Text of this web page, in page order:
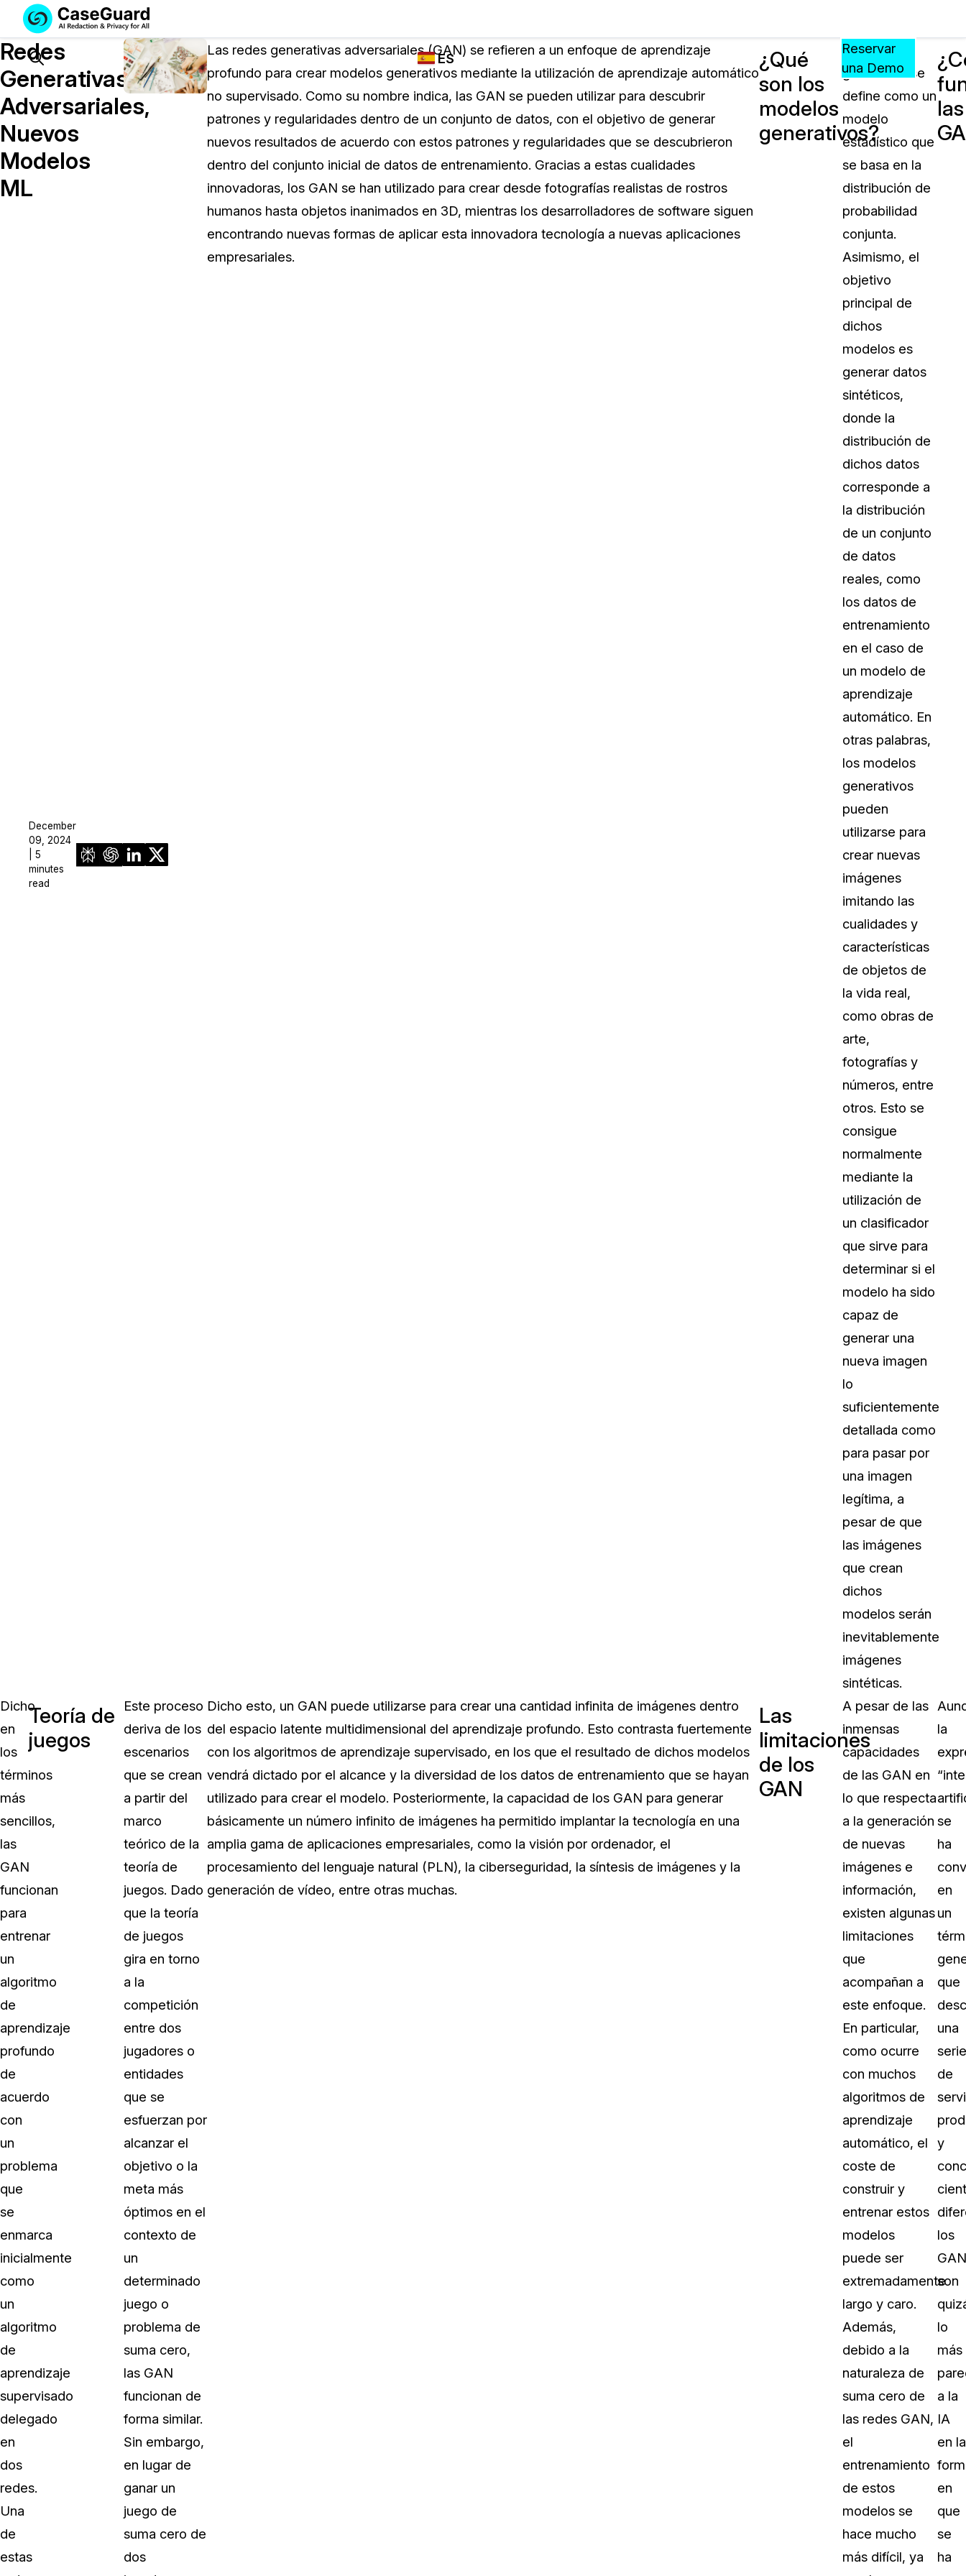
Servicios
SUSCRÍBASE
A
CASEGUARD
STUDIO
O
Licencia de CaseGuard Studio
Soluciones
FUNCIONES DE
TRANSCRIPCIÓN
Y TRADUCCIÓN
DE CASEGUARD
Redacción de vídeos
de notas y más con un solo clic desde una
cantidad ilimitada de videos
Industrias
¿QUIÉN
CASEGUARD?
Transportación
La Atención Médica
PreciosRecursos
APRENDA,
CONECTE
Y
CREZCA
CON
CASEGUARD
Preguntas Frecuentes
CaseGuard
Artículos
Redacte archivos de video con
algoritmo mejorado
Casos Practicos
sus necesidades de redacción
Centro de Ayuda
Obtenga respuestas a sus
CaseGuard
Videoteca
CaseGuard. Práctica nuevas
aprender
Recomendaciones
Historias sobre cómo nuestros
utilizan CaseGuard studio a diario
Más información sobre
Trabaja con nosotros
Únase a nuestro equipo y
construir el futuro de la redacción
Contáctanos
Póngase en contacto con
Eventos
Search
ES
Español
Reservar
una Demo
Redes
Generativas
Adversariales,
Nuevos
Modelos
ML
December
09, 2024
| 5
minutes
read
Las redes generativas adversariales (GAN) se refieren a un enfoque de aprendizaje
profundo para crear modelos generativos mediante la utilización de aprendizaje automático
no supervisado. Como su nombre indica, las GAN se pueden utilizar para descubrir
patrones y regularidades dentro de un conjunto de datos, con el objetivo de generar
nuevos resultados de acuerdo con estos patrones y regularidades que se descubrieron
dentro del conjunto inicial de datos de entrenamiento. Gracias a estas cualidades
innovadoras, los GAN se han utilizado para crear desde fotografías realistas de rostros
humanos hasta objetos inanimados en 3D, mientras los desarrolladores de software siguen
encontrando nuevas formas de aplicar esta innovadora tecnología a nuevas aplicaciones
empresariales.
¿Qué
son los
modelos
generativos?
Un modelo
generativo se
define como un
modelo
estadístico que
se basa en la
distribución de
probabilidad
conjunta.
Asimismo, el
objetivo
principal de
dichos
modelos es
generar datos
sintéticos,
donde la
distribución de
dichos datos
corresponde a
la distribución
de un conjunto
de datos
reales, como
los datos de
entrenamiento
en el caso de
un modelo de
aprendizaje
automático. En
otras palabras,
los modelos
generativos
pueden
utilizarse para
crear nuevas
imágenes
imitando las
cualidades y
características
de objetos de
la vida real,
como obras de
arte,
fotografías y
números, entre
otros. Esto se
consigue
normalmente
mediante la
utilización de
un clasificador
que sirve para
determinar si el
modelo ha sido
capaz de
generar una
nueva imagen
lo
suficientemente
detallada como
para pasar por
una imagen
legítima, a
pesar de que
las imágenes
que crean
dichos
modelos serán
inevitablemente
imágenes
sintéticas.
las
Dicho
en
los
términos
más
sencillos,
las
GAN
funcionan
para
entrenar
un
algoritmo
de
aprendizaje
profundo
de
acuerdo
con
un
problema
que
se
enmarca
inicialmente
como
un
algoritmo
de
aprendizaje
supervisado
delegado
en
dos
redes.
Una
de
estas
Teoría de
juegos
Este proceso
deriva de los
escenarios
que se crean
a partir del
marco
teórico de la
teoría de
juegos. Dado
que la teoría
de juegos
gira en torno
a la
competición
entre dos
jugadores o
entidades
que se
esfuerzan por
alcanzar el
objetivo o la
meta más
óptimos en el
contexto de
un
determinado
juego o
problema de
suma cero,
las GAN
funcionan de
forma similar.
Sin embargo,
en lugar de
ganar un
juego de
suma cero de
dos
Dicho esto, un GAN puede utilizarse para crear una cantidad infinita de imágenes dentro
del espacio latente multidimensional del aprendizaje profundo. Esto contrasta fuertemente
con los algoritmos de aprendizaje supervisado, en los que el resultado de dichos modelos
vendrá dictado por el alcance y la diversidad de los datos de entrenamiento que se hayan
utilizado para crear el modelo. Posteriormente, la capacidad de los GAN para generar
básicamente un número infinito de imágenes ha permitido implantar la tecnología en una
amplia gama de aplicaciones empresariales, como la visión por ordenador, el
procesamiento del lenguaje natural (PLN), la ciberseguridad, la síntesis de imágenes y la
generación de vídeo, entre otras muchas.
Las
limitaciones
de los
GAN
A pesar de las
inmensas
capacidades
de las GAN en
lo que respecta
a la generación
de nuevas
imágenes e
información,
existen algunas
limitaciones
que
acompañan a
este enfoque.
En particular,
como ocurre
con muchos
algoritmos de
aprendizaje
automático, el
coste de
construir y
entrenar estos
modelos
puede ser
extremadamente
largo y caro.
Además,
debido a la
naturaleza de
suma cero de
las redes GAN,
el
entrenamiento
de estos
modelos se
hace mucho
más difícil, ya
la
se
ha
en
un
que
una
serie
de
y
los
GAN
son
lo
más
a la
IA
en la
en
que
se
ha